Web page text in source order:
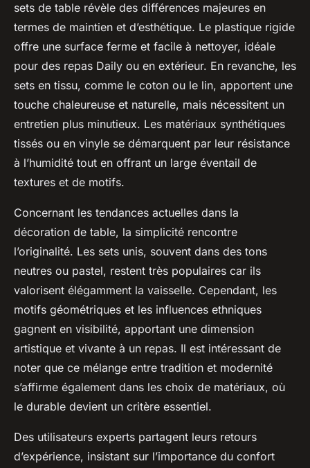
sets de table révèle des différences majeures en
termes de maintien et d’esthétique. Le plastique rigide
offre une surface ferme et facile à nettoyer, idéale
pour des repas Daily ou en extérieur. En revanche, les
sets en tissu, comme le coton ou le lin, apportent une
touche chaleureuse et naturelle, mais nécessitent un
entretien plus minutieux. Les matériaux synthétiques
tissés ou en vinyle se démarquent par leur résistance
à l’humidité tout en offrant un large éventail de
textures et de motifs.
Concernant les tendances actuelles dans la
décoration de table, la simplicité rencontre
l’originalité. Les sets unis, souvent dans des tons
neutres ou pastel, restent très populaires car ils
valorisent élégamment la vaisselle. Cependant, les
motifs géométriques et les influences ethniques
gagnent en visibilité, apportant une dimension
artistique et vivante à un repas. Il est intéressant de
noter que ce mélange entre tradition et modernité
s’affirme également dans les choix de matériaux, où
le durable devient un critère essentiel.
Des utilisateurs experts partagent leurs retours
d’expérience, insistant sur l’importance du confort